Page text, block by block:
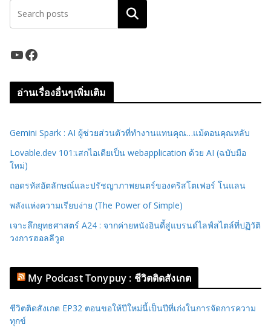
ค้นหา
YouTube Facebook
อ่านเรื่องอื่นๆเพิ่มเติม
Gemini Spark : AI ผู้ช่วยส่วนตัวที่ทำงานแทนคุณ…แม้ตอนคุณหลับ
Lovable.dev 101:เสกไอเดียเป็น webapplication ด้วย AI (ฉบับมือ
ใหม่)
ถอดรหัสอัตลักษณ์และปรัชญาภาพยนตร์ของคริสโตเฟอร์ โนแลน
พลังแห่งความเรียบง่าย (The Power of Simple)
เจาะลึกยุทธศาสตร์ A24 : จากค่ายหนังอินดี้สู่แบรนด์ไลฟ์สไตล์ที่ปฏิวัติ
วงการฮอลลีวูด
My Podcast Tonypuy : ชีวิตติดสังเกต
ชีวิตติดสังเกต EP32 ตอนขอให้ปีใหม่นี้เป็นปีที่เก่งในการจัดการความ
ทุกข์